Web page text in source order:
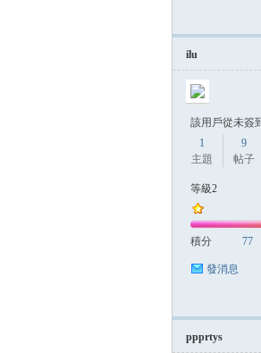
ilu
該用戶從未簽
1
主題
9
帖子
等級2
積分 77
發消息
ppprtys